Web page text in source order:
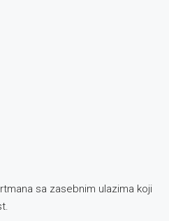
sa zasebnim ulazima koji